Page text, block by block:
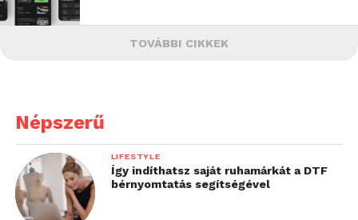
TOVÁBBI CIKKEK
Népszerű
LIFESTYLE
Így indíthatsz saját ruhamárkát a DTF
bérnyomtatás segítségével